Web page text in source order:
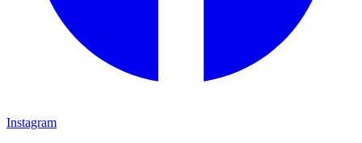
Instagram